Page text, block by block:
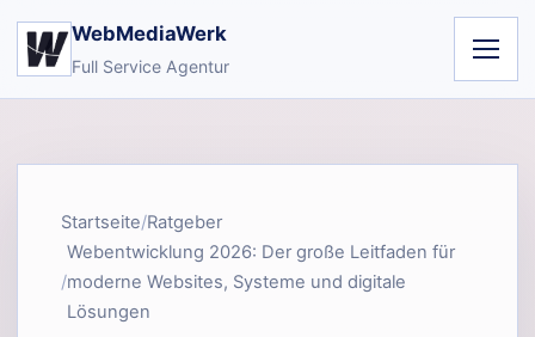
WebMediaWerk
Full Service Agentur
Startseite Ratgeber
Webentwicklung 2026: Der große Leitfaden für
moderne Websites, Systeme und digitale
Lösungen